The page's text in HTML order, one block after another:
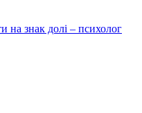
на знак долі – психолог